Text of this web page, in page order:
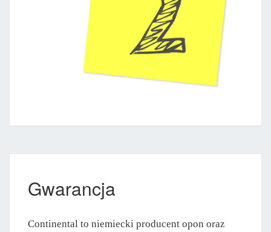
Gwarancja
Continental to niemiecki producent opon oraz